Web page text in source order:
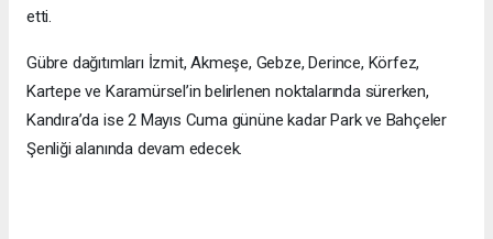
etti.
Gübre dağıtımları İzmit, Akmeşe, Gebze, Derince, Körfez,
Kartepe ve Karamürsel’in belirlenen noktalarında sürerken,
Kandıra’da ise 2 Mayıs Cuma gününe kadar Park ve Bahçeler
Şenliği alanında devam edecek.